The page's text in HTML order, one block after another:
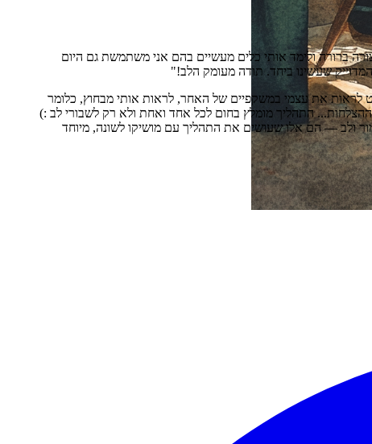
ברורה ולימד אותי כלים מעשיים בהם אני משתמשת גם היום
שעשינו ביחד. תודה מעומק הלב!"
לראות את עצמי במשקפיים של האחר, לראות אותי מבחוץ, כלומר
התהליך מומלץ בחום לכל אחד ואחת ולא רק לשבורי לב :)
ולב — הם אלו שעושים את התהליך עם מושיקו לשונה, מיוחד